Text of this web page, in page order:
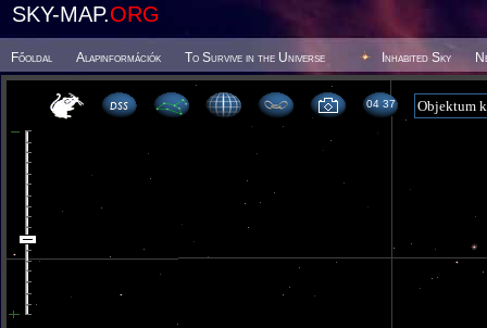
SKY-MAP.ORG
Főoldal Alapinformációk To Survive in the Universe Inhabited Sky
04 37